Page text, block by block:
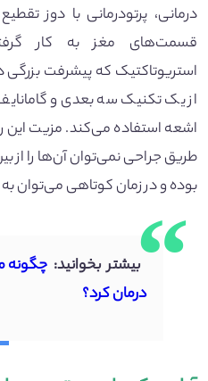
درمانی، پرتودرمانی با دوز
قسمت‌های مغز به کار
استریوتاکتیک که پیشرفت
از یک تکنیک سه بعدی و
اشعه استفاده می‌کند. مزیت این
طریق جراحی نمی‌توان آن‌ها را از
بوده و در زمان کوتاهی می‌توان
بیشتر بخوانید:چگونه
درمان کرد؟